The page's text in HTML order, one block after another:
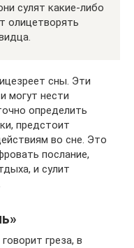
сулят какие-либо
олицетворять
сны. Эти
могут нести
определить
предстоит
во сне. Это
послание,
и сулит
греза, в